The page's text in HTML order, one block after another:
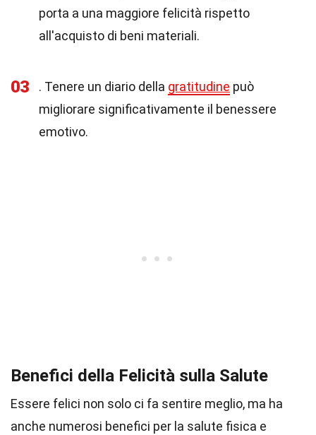
porta a una maggiore felicità rispetto
all'acquisto di beni materiali.
03 . Tenere un diario della gratitudine può
migliorare significativamente il benessere
emotivo.
Benefici della Felicità sulla Salute
Essere felici non solo ci fa sentire meglio, ma ha
anche numerosi benefici per la salute fisica e